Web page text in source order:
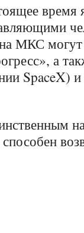
время
МКС могут
а
SpaceX)